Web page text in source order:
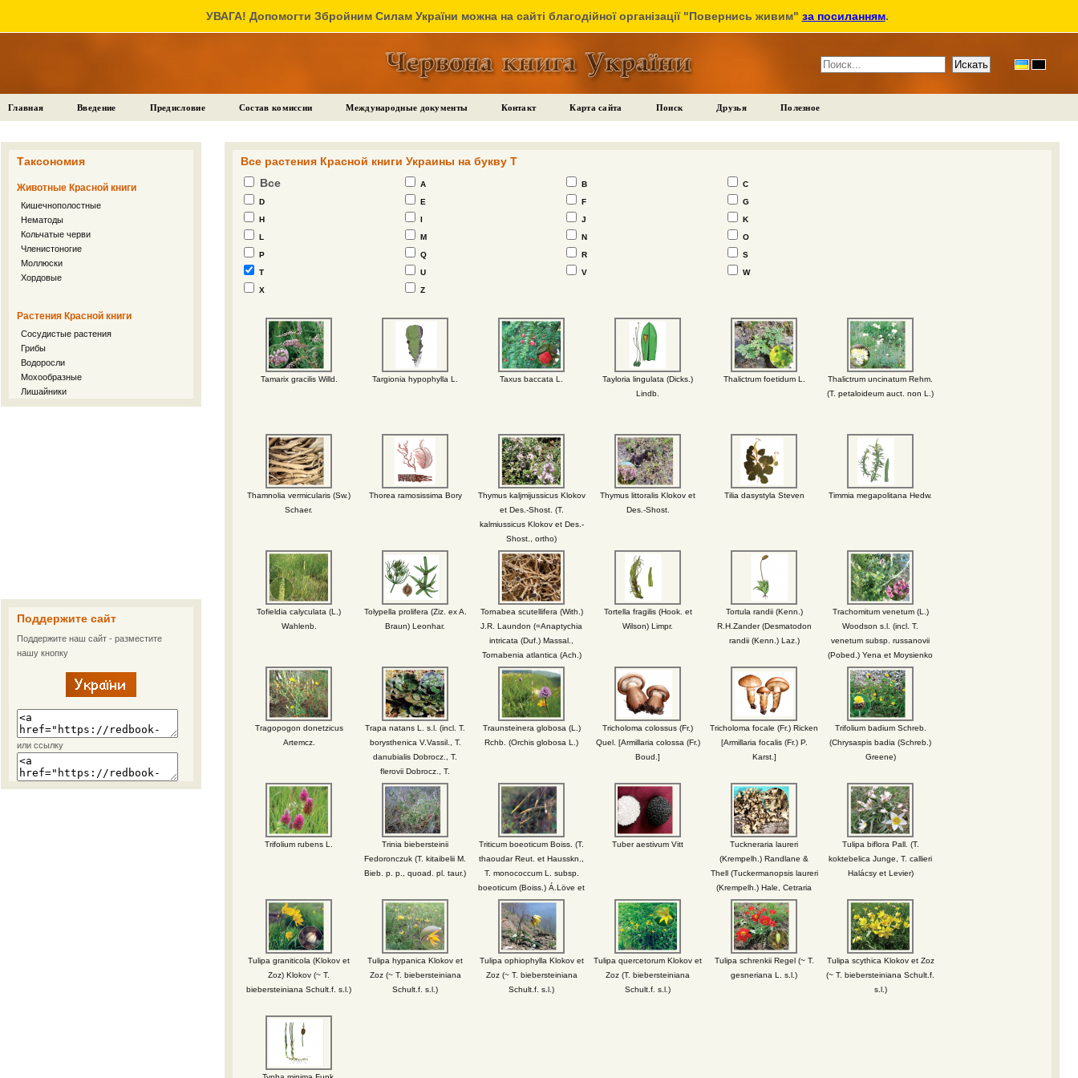
УВАГА! Допомогти Збройним Силам України можна на сайті благодійної організації "Повернись живим" за посиланням.
Главная Введение Предисловие Состав комиссии Международные документы Контакт Карта сайта Поиск Друзья Полезное
Таксономия
Животные Красной книги
Кишечнополостные
Нематоды
Кольчатые черви
Членистоногие
Моллюски
Хордовые
Растения Красной книги
Сосудистые растения
Грибы
Водоросли
Мохообразные
Лишайники
Поддержите сайт
Поддержите наш сайт - разместите
нашу кнопку
или ссылку
Все растения Красной книги Украины на букву T
Все
A B
C
D
E F
G
H
I J
K
L
M N
O
P
Q R
S
T
U V
W
X
Z
Tamarix gracilis Willd. Targionia hypophylla L. Taxus baccata L.
Tayloria lingulata (Dicks.)
Lindb.
Thalictrum foetidum L.
Thalictrum uncinatum Rehm.
(T. petaloideum auct. non L.)
Thamnolia vermicularis (Sw.)
Schaer.
Thorea ramosissima Bory
Thymus kaljmijussicus Klokov
et Des.-Shost. (T.
kalmiussicus Klokov et Des.-
Shost., ortho)
Thymus littoralis Klokov et
Des.-Shost.
Tilia dasystyla Steven Timmia megapolitana Hedw.
Tofieldia calyculata (L.)
Wahlenb.
Tolypella prolifera (Ziz. ex A.
Braun) Leonhar.
Tornabea scutellifera (With.)
J.R. Laundon (=Anaptychia
intricata (Duf.) Massal.,
Tornabenia atlantica (Ach.)
Kurok.)
Tortella fragilis (Hook. et
Wilson) Limpr.
Tortula randii (Kenn.)
R.H.Zander (Desmatodon
randii (Kenn.) Laz.)
Trachomitum venetum (L.)
Woodson s.l. (incl. T.
venetum subsp. russanovii
(Pobed.) Yena et Moysienko
= T. russanovii (Pobed.)
Pobed., T. venetum subsp.
sarmatiense (Woodson)
Avetisjan = T. sarmatiense
Woodson, T. venetum subsp.
tauricum (Pobed.) Greuter e
Tragopogon donetzicus
Artemcz.
Trapa natans L. s.l. (incl. T.
borysthenica V.Vassil., T.
danubialis Dobrocz., T.
flerovii Dobrocz., T.
hungarica Opiz, T.
macrorhiza Dobrocz., T.
maeotica Woronow, T.
pseudocolchica V.Vassil., T.
rossica V.Vassil., T. ucrainica
V.Vassil.)
Traunsteinera globosa (L.)
Rchb. (Orchis globosa L.)
Tricholoma colossus (Fr.)
Quel. [Armillaria colossa (Fr.)
Boud.]
Tricholoma focale (Fr.) Ricken
[Armillaria focalis (Fr.) P.
Karst.]
Trifolium badium Schreb.
(Chrysaspis badia (Schreb.)
Greene)
Trifolium rubens L.
Trinia biebersteinii
Fedoronczuk (T. kitaibelii M.
Bieb. p. p., quoad. pl. taur.)
Triticum boeoticum Boiss. (T.
thaoudar Reut. et Hausskn.,
T. monococcum L. subsp.
boeoticum (Boiss.) Á.Löve et
D.Löve)
Tuber aestivum Vitt
Tuckneraria laureri
(Krempelh.) Randlane &
Thell (Tuckermanopsis laureri
(Krempelh.) Hale, Cetraria
laureri Krempelh., Cetraria
complicata Laur.).
Tulipa biflora Pall. (T.
koktebelica Junge, T. callieri
Halácsy et Levier)
Tulipa graniticola (Klokov et
Zoz) Klokov (~ T.
biebersteiniana Schult.f. s.l.)
Tulipa hypanica Klokov et
Zoz (~ T. biebersteiniana
Schult.f. s.l.)
Tulipa ophiophylla Klokov et
Zoz (~ T. biebersteiniana
Schult.f. s.l.)
Tulipa quercetorum Klokov et
Zoz (T. biebersteiniana
Schult.f. s.l.)
Tulipa schrenkii Regel (~ T.
gesneriana L. s.l.)
Tulipa scythica Klokov et Zoz
(~ T. biebersteiniana Schult.f.
s.l.)